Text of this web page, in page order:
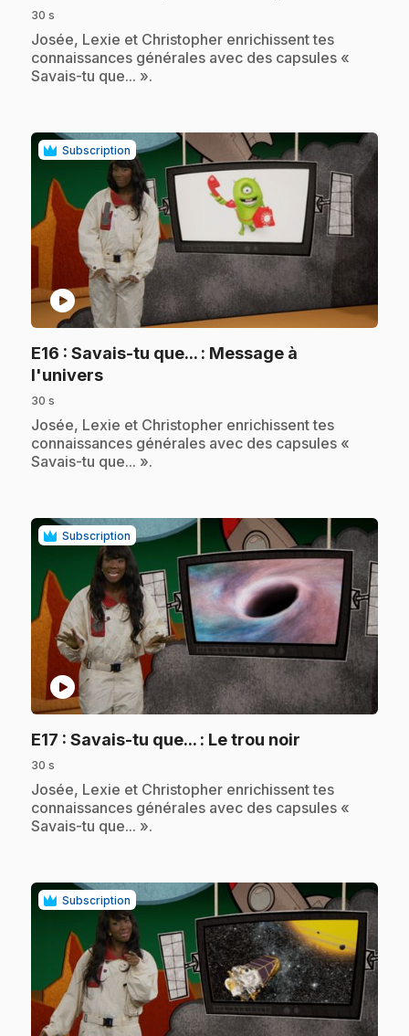
30 s
.Josée, Lexie et Christopher enrichissent tes
connaissances générales avec des capsules «
Savais-tu que... ».
Subscription
play_circle
E16 : Savais-tu que... : Message à
l'univers.
30 s
.Josée, Lexie et Christopher enrichissent tes
connaissances générales avec des capsules «
Savais-tu que... ».
Subscription
play_circle
E17 : Savais-tu que... : Le trou noir
30 s
.Josée, Lexie et Christopher enrichissent tes
connaissances générales avec des capsules «
Savais-tu que... ».
Subscription